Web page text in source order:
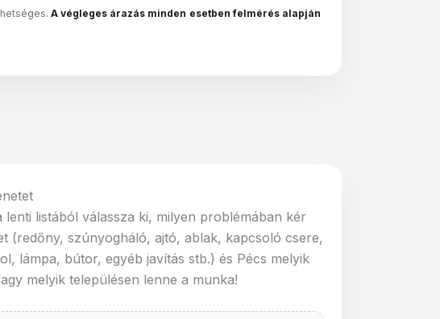
A végleges árazás minden esetben felmérés alapján
lenti listából válassza ki, milyen problémában kér
(redőny, szúnyogháló, ajtó, ablak, kapcsoló csere,
lámpa, bútor, egyéb javítás stb.) és Pécs melyik
melyik településen lenne a munka!